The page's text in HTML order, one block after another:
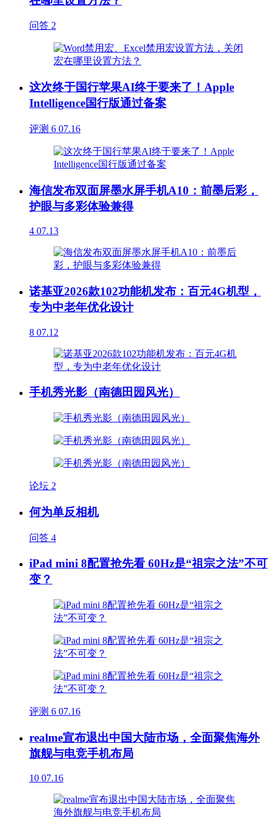
问答 2
这次终于国行苹果AI终于要来了！Apple
Intelligence国行版通过备案
评测 6 07.16
海信发布双面屏墨水屏手机A10：前墨后彩，
护眼与多彩体验兼得
4 07.13
诺基亚2026款102功能机发布：百元4G机型，
专为中老年优化设计
8 07.12
手机秀光影（南德田园风光）
论坛 2
何为单反相机
问答 4
iPad mini 8配置抢先看 60Hz是“祖宗之法”不可
变？
评测 6 07.16
realme宣布退出中国大陆市场，全面聚焦海外
旗舰与电竞手机布局
10 07.16